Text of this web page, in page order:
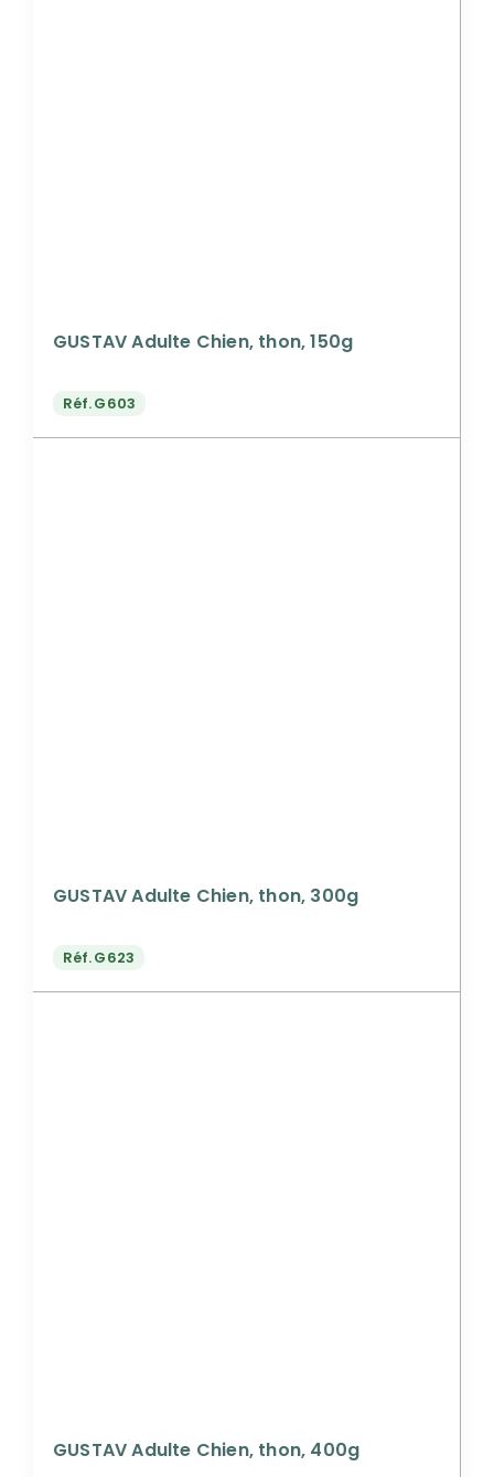
GUSTAV Adulte Chien, thon, 150g
Réf.G603
GUSTAV Adulte Chien, thon, 300g
Réf.G623
GUSTAV Adulte Chien, thon, 400g